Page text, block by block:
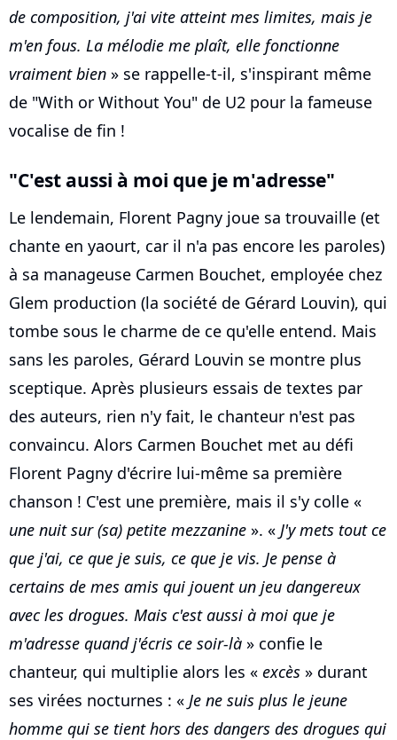
de composition, j'ai vite atteint mes limites, mais je
m'en fous. La mélodie me plaît, elle fonctionne
vraiment bien » se rappelle-t-il, s'inspirant même
de "With or Without You" de U2 pour la fameuse
vocalise de fin !
"C'est aussi à moi que je m'adresse"
Le lendemain, Florent Pagny joue sa trouvaille (et
chante en yaourt, car il n'a pas encore les paroles)
à sa manageuse Carmen Bouchet, employée chez
Glem production (la société de Gérard Louvin), qui
tombe sous le charme de ce qu'elle entend. Mais
sans les paroles, Gérard Louvin se montre plus
sceptique. Après plusieurs essais de textes par
des auteurs, rien n'y fait, le chanteur n'est pas
convaincu. Alors Carmen Bouchet met au défi
Florent Pagny d'écrire lui-même sa première
chanson ! C'est une première, mais il s'y colle «
une nuit sur (sa) petite mezzanine ». « J'y mets tout ce
que j'ai, ce que je suis, ce que je vis. Je pense à
certains de mes amis qui jouent un jeu dangereux
avec les drogues. Mais c'est aussi à moi que je
m'adresse quand j'écris ce soir-là » confie le
chanteur, qui multiplie alors les « excès » durant
ses virées nocturnes : « Je ne suis plus le jeune
homme qui se tient hors des dangers des drogues qui